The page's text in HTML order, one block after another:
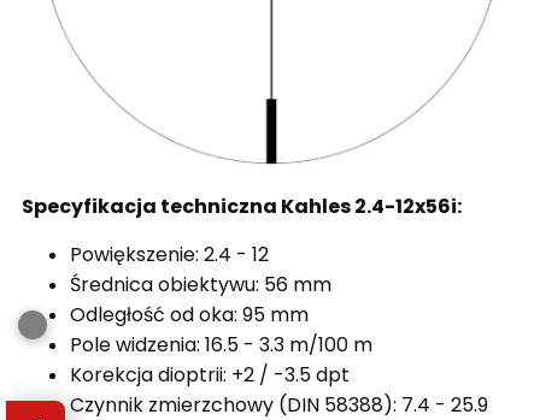
Specyfikacja techniczna Kahles 2.4-12x56i:
Powiększenie: 2.4 - 12
Średnica obiektywu: 56 mm
Odległość od oka: 95 mm
Pole widzenia: 16.5 - 3.3 m/100 m
Korekcja dioptrii: +2 / -3.5 dpt
Czynnik zmierzchowy (DIN 58388): 7.4 - 25.9